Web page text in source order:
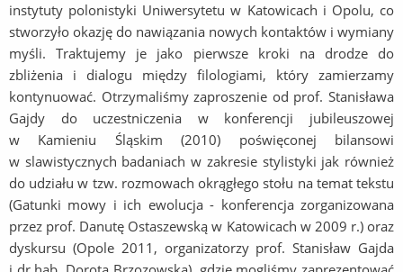
instytuty polonistyki Uniwersytetu w Katowicach i Opolu, co
stworzyło okazję do nawiązania nowych kontaktów i wymiany
myśli. Traktujemy je jako pierwsze kroki na drodze do
zbliżenia i dialogu między filologiami, który zamierzamy
kontynuować. Otrzymaliśmy zaproszenie od prof. Stanisława
Gajdy do uczestniczenia w konferencji jubileuszowej
w Kamieniu Śląskim (2010) poświęconej bilansowi
w slawistycznych badaniach w zakresie stylistyki jak również
do udziału w tzw. rozmowach okrągłego stołu na temat tekstu
(Gatunki mowy i ich ewolucja - konferencja zorganizowana
przez prof. Danutę Ostaszewską w Katowicach w 2009 r.) oraz
dyskursu (Opole 2011, organizatorzy prof. Stanisław Gajda